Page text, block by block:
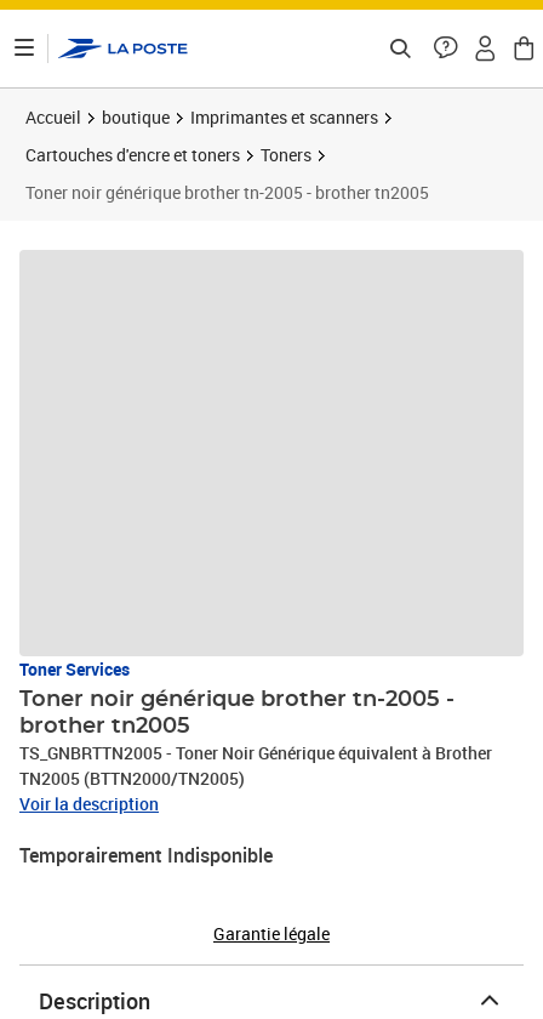
Accueil boutique
Imprimantes et scanners
Cartouches d'encre et toners
Toners
Toner noir générique brother tn-2005 - brother tn2005
Toner Services
Toner noir générique brother tn-2005 -
brother tn2005
TS_GNBRTTN2005 - Toner Noir Générique équivalent à Brother
TN2005 (BTTN2000/TN2005)
Voir la description
Temporairement Indisponible
Garantie légale
Description